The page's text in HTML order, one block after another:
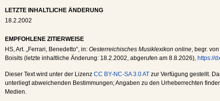
LETZTE INHALTLICHE ÄNDERUNG
18.2.2002
EMPFOHLENE ZITIERWEISE
HS , Art. „Ferrari, Benedetto“, in: Oesterreichisches Musiklexikon online , begr.
Boisits (letzte inhaltliche Änderung: 18.2.2002 , abgerufen am 8.8.2026), https://
Dieser Text wird unter der Lizenz CC BY-NC-SA 3.0 AT zur Verfügung gestellt.
unterliegt abweichenden Bestimmungen; Angaben zu den Urheberrechten
Medien.